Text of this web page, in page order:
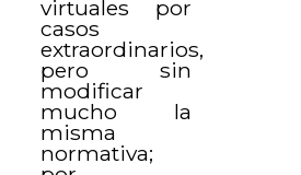
virtuales por
casos
extraordinarios,
pero sin
modificar
mucho la
misma
normativa;